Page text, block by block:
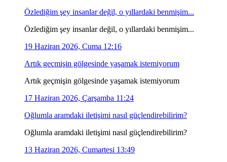
Özlediğim şey insanlar değil, o yıllardaki benmişim...
Özlediğim şey insanlar değil, o yıllardaki benmişim...
19 Haziran 2026, Cuma 12:16
Artık geçmişin gölgesinde yaşamak istemiyorum
Artık geçmişin gölgesinde yaşamak istemiyorum
17 Haziran 2026, Çarşamba 11:24
Oğlumla aramdaki iletişimi nasıl güçlendirebilirim?
Oğlumla aramdaki iletişimi nasıl güçlendirebilirim?
13 Haziran 2026, Cumartesi 13:49